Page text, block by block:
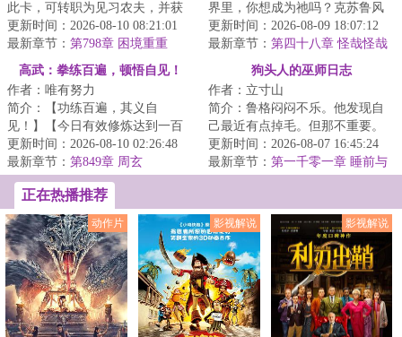
此卡，可转职为见习农夫，并获
得职业天赋所耕种的土地肥沃度
被动增加%...
更新时间：2026-08-10 08:21:01
最新章节： 第798章 困境重重
界里，你想成为祂吗？克苏鲁风
格，并非以前的热血青春风。思
考很久的一次变...
更新时间：2026-08-09 18:07:12
最新章节： 第四十八章 怪哉怪哉
高武：拳练百遍，顿悟自见！
作者：唯有努力
简介：【功练百遍，其义自
见！】【今日有效修炼达到一百
次，获得一次“顿悟”】在这个拳能
倒转山河，腿可...
更新时间：2026-08-10 02:26:48
最新章节： 第849章 周玄
狗头人的巫师日志
作者：立寸山
简介：鲁格闷闷不乐。他发现自
己最近有点掉毛。但那不重要。
超凡世界的大门正向他敞开。他
要成为强大的巫...
更新时间：2026-08-07 16:45:24
最新章节： 第一千零一章 睡前与
正在热播推荐
动作片 影视解说 影视解说